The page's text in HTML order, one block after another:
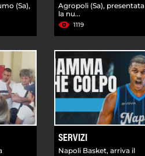
(Sa),
Agropoli (Sa), presentata
la nu...
1119
SERVIZI
Napoli Basket, arriva il